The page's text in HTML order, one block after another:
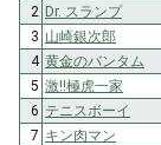
2 Dr. スランプ
3 山崎銀次郎
4 黄金のバンタム
5 激!!極虎一家
6 テニスボーイ
7 キン肉マン